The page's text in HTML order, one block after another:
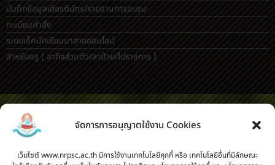
จัดการการอนุญาตใช้งาน Cookies
เว็บไซต์ www.nrpsc.ac.th มีการใช้งานเทคโนโลยีคุกกี้ หรือ เทคโนโลยีอื่นที่มีลักษณะ
ระบบนิเทศการจัดการเรียนการสอน
บันทึกข้อมูลเกียรติบัตร/รายงานการอบรม
ทะเบียนคำสั่ง
ระบบเช็คนักเรียนมาสายออนไลน์